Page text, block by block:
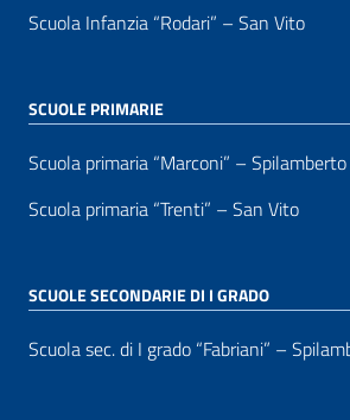
Scuola Infanzia “Rodari” – San Vito
SCUOLE PRIMARIE
Scuola primaria “Marconi” – Spilamberto
Scuola primaria “Trenti” – San Vito
SCUOLE SECONDARIE DI I GRADO
Scuola sec. di I grado “Fabriani” –